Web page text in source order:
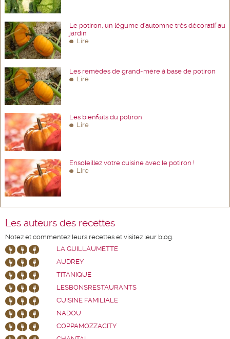
Le potiron, un légume d'automne très décoratif au
jardin
Lire
Les remèdes de grand-mère à base de potiron
Lire
Les bienfaits du potiron
Lire
Ensoleillez votre cuisine avec le potiron !
Lire
Les auteurs des recettes
Notez et commentez leurs recettes et visitez leur blog.
LA GUILLAUMETTE
AUDREY
TITANIQUE
LESBONSRESTAURANTS
CUISINE FAMILIALE
NADOU
COPPAMOZZACITY